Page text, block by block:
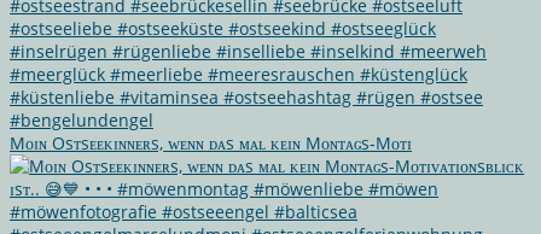
Mᴏɪɴ Osᴛsᴇᴇᴋɪɴɴᴇʀs, ᴡᴇɴɴ ᴅᴀs ᴍᴀʟ ᴋᴇɪɴ Mᴏɴᴛᴀɢs-Mᴏᴛɪ